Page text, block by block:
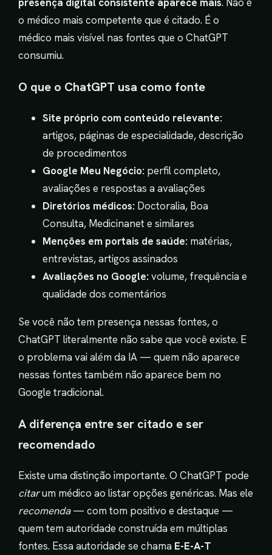
presença digital consistente aparece mais. Não é
o médico mais competente que é citado. É o
médico mais visível nas fontes que o ChatGPT
consumiu.
O que o ChatGPT usa como fonte
Site próprio com conteúdo relevante:
artigos, páginas de especialidade, descrição
de procedimentos
Google Meu Negócio: perfil completo,
avaliações e respostas a avaliações
Diretórios médicos: Doctoralia, Boa
Consulta, Medicinanet e similares
Menções em portais de saúde: matérias,
entrevistas, artigos assinados
Avaliações no Google:volume, frequência e
qualidade dos comentários
Se você não tem presença nessas fontes, o
ChatGPT literalmente não sabe que você existe. E
o problema vai além da IA — quem não aparece
nessas fontes também não aparece bem no
Google tradicional.
A diferença entre ser citado e ser
recomendado
Existe uma distinção importante. O ChatGPT pode
citarum médico ao listar opções genéricas. Mas ele
recomenda— com tom positivo e destaque —
quem tem autoridade construída em múltiplas
fontes. Essa autoridade se chama E-E-A-T